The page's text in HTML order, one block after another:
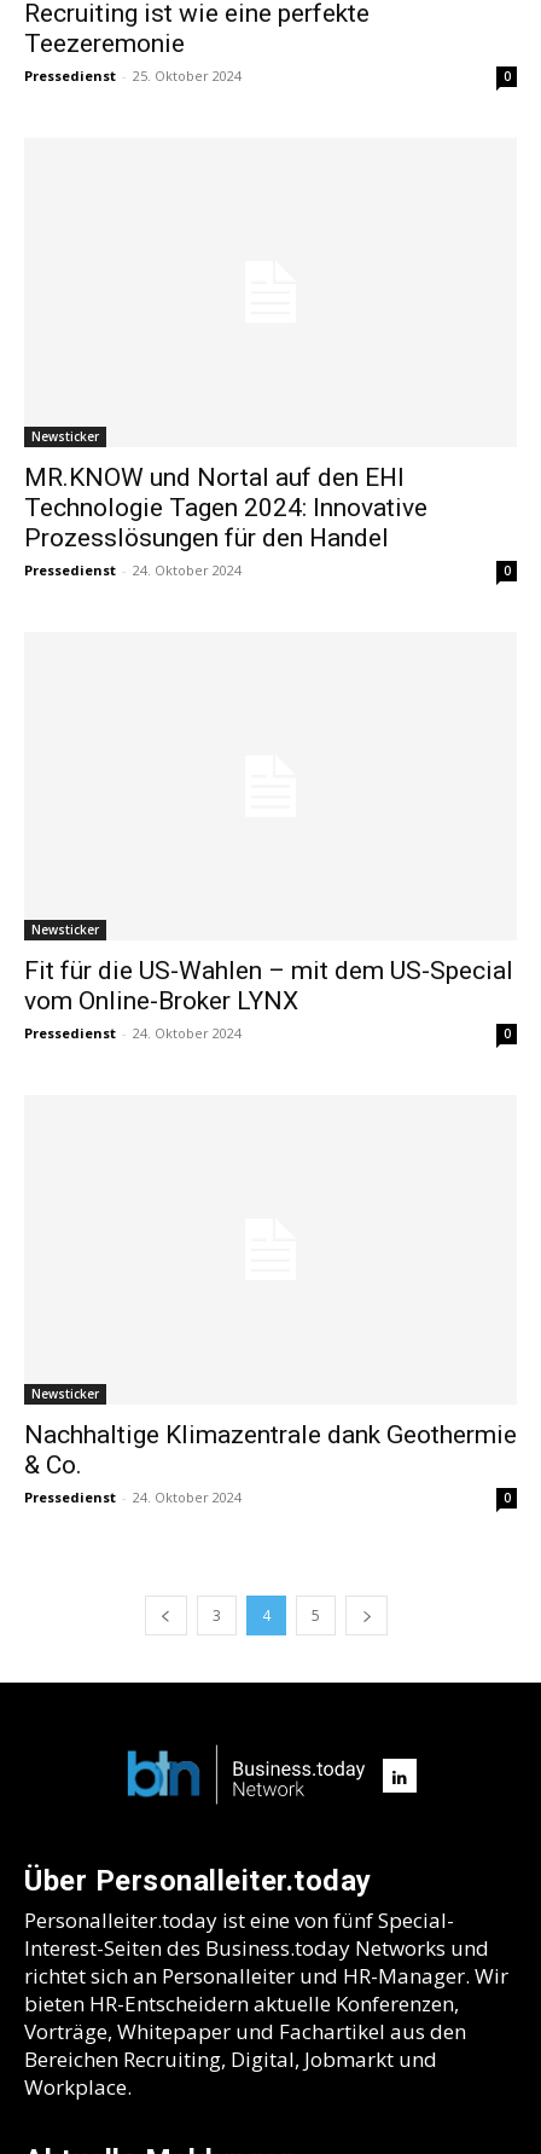
Recruiting ist wie eine perfekte
Teezeremonie
Pressedienst - 25. Oktober 2024 0
Newsticker
MR.KNOW und Nortal auf den EHI
Technologie Tagen 2024: Innovative
Prozesslösungen für den Handel
Pressedienst - 24. Oktober 2024 0
Newsticker
Fit für die US-Wahlen – mit dem US-Special
vom Online-Broker LYNX
Pressedienst - 24. Oktober 2024 0
Newsticker
Nachhaltige Klimazentrale dank Geothermie
& Co.
Pressedienst - 24. Oktober 2024 0
3 4 5
Über Personalleiter.today
Personalleiter.today ist eine von fünf Special-
Interest-Seiten des Business.today Networks und
richtet sich an Personalleiter und HR-Manager. Wir
bieten HR-Entscheidern aktuelle Konferenzen,
Vorträge, Whitepaper und Fachartikel aus den
Bereichen Recruiting, Digital, Jobmarkt und
Workplace.